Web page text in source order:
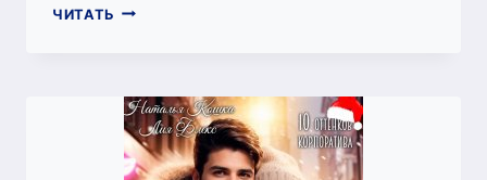
ЧИТАТЬ АКАДЕМИЯ
УЧИТЬСЯ
(НАТАЛЬЯ
КОШКА)